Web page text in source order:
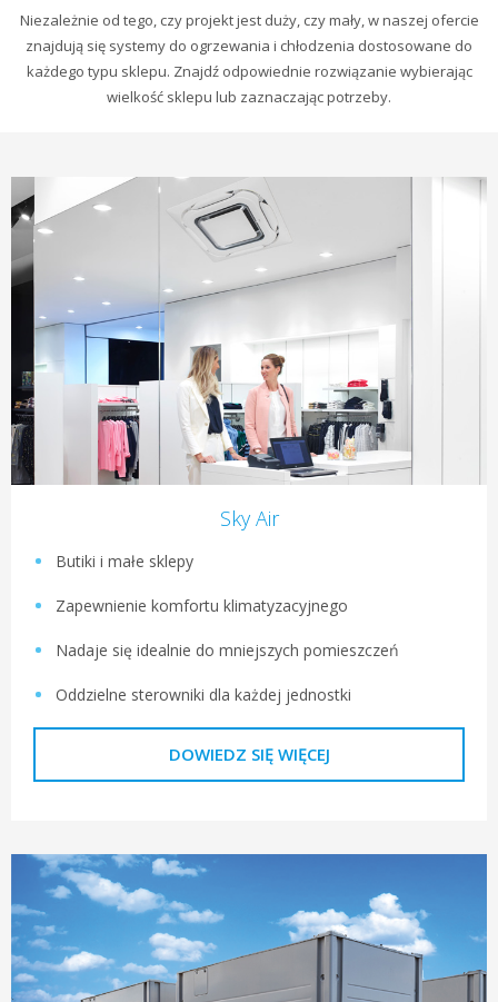
Niezależnie od tego, czy projekt jest duży, czy mały, w naszej ofercie
znajdują się systemy do ogrzewania i chłodzenia dostosowane do
każdego typu sklepu. Znajdź odpowiednie rozwiązanie wybierając
wielkość sklepu lub zaznaczając potrzeby.
Sky Air
Butiki i małe sklepy
Zapewnienie komfortu klimatyzacyjnego
Nadaje się idealnie do mniejszych pomieszczeń
Oddzielne sterowniki dla każdej jednostki
DOWIEDZ SIĘ WIĘCEJ